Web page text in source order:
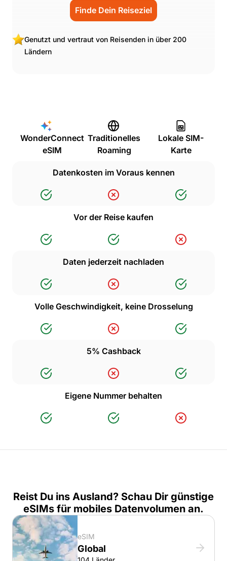
Finde Dein Reiseziel
Genutzt und vertraut von Reisenden in über 200
Ländern
WonderConnect
eSIM
Traditionelles
Roaming
Lokale SIM-
Karte
Datenkosten im Voraus kennen
Vor der Reise kaufen
Daten jederzeit nachladen
Volle Geschwindigkeit, keine Drosselung
5% Cashback
Eigene Nummer behalten
Reist Du ins Ausland? Schau Dir günstige
eSIMs für mobiles Datenvolumen an.
eSIM
Global